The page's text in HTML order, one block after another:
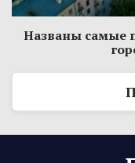
Названы самые